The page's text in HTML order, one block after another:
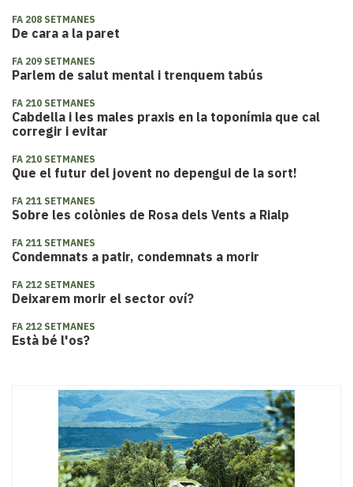
FA 208 SETMANES
De cara a la paret
FA 209 SETMANES
Parlem de salut mental i trenquem tabús
FA 210 SETMANES
Cabdella i les males praxis en la toponímia que cal
corregir i evitar
FA 210 SETMANES
Que el futur del jovent no depengui de la sort!
FA 211 SETMANES
Sobre les colònies de Rosa dels Vents a Rialp
FA 211 SETMANES
Condemnats a patir, condemnats a morir
FA 212 SETMANES
Deixarem morir el sector oví?
FA 212 SETMANES
Està bé l'os?